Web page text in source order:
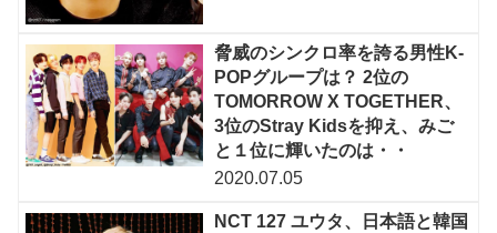
脅威のシンクロ率を誇る男性K-
POPグループは？ 2位の
TOMORROW X TOGETHER、
3位のStray Kidsを抑え、みご
と１位に輝いたのは・・
2020.07.05
NCT 127 ユウタ、日本語と韓国